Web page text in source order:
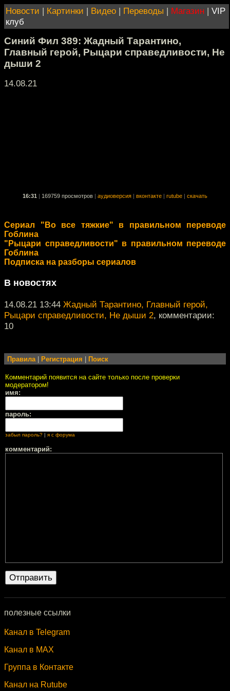
Новости | Картинки | Видео | Переводы | Магазин | VIP
клуб
Синий Фил 389: Жадный Тарантино,
Главный герой, Рыцари справедливости, Не
дыши 2
14.08.21
16:31 169759 просмотров аудиоверсия вконтакте rutube скачать
Сериал "Во все тяжкие" в правильном переводе
Гоблина
"Рыцари справедливости" в правильном переводе
Гоблина
Подписка на разборы сериалов
В новостях
14.08.21 13:44 Жадный Тарантино, Главный герой,
Рыцари справедливости, Не дыши 2, комментарии:
10
Правила| Регистрация Поиск
Комментарий появится на сайте только после проверки
модератором!
имя:
пароль:
забыл пароль? я с форума
комментарий:
полезные ссылки
Канал в Telegram
Канал в MAX
Группа в Контакте
Канал на Rutube